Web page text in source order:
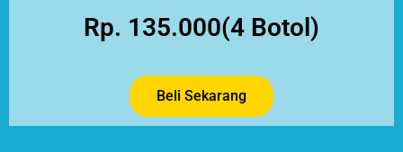
Rp. 135.000(4 Botol)
Beli Sekarang